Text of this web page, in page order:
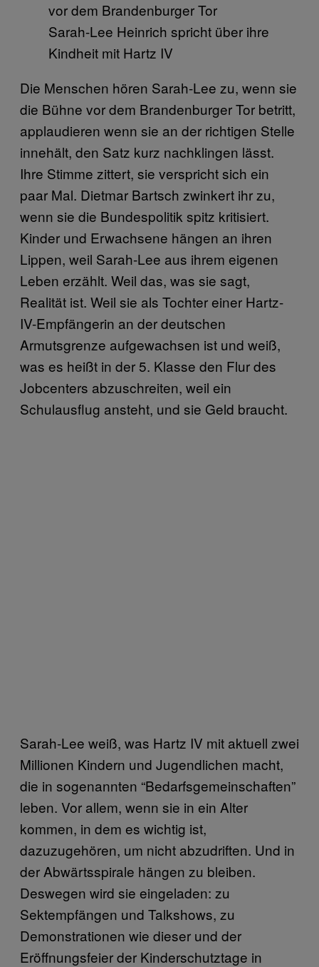
Sarah-Lee Heinrich spricht über ihre
Kindheit mit Hartz IV
Die Menschen hören Sarah-Lee zu, wenn sie
die Bühne vor dem Brandenburger Tor betritt,
applaudieren wenn sie an der richtigen Stelle
innehält, den Satz kurz nachklingen lässt.
Ihre Stimme zittert, sie verspricht sich ein
paar Mal. Dietmar Bartsch zwinkert ihr zu,
wenn sie die Bundespolitik spitz kritisiert.
Kinder und Erwachsene hängen an ihren
Lippen, weil Sarah-Lee aus ihrem eigenen
Leben erzählt. Weil das, was sie sagt,
Realität ist. Weil sie als Tochter einer Hartz-
IV-Empfängerin an der deutschen
Armutsgrenze aufgewachsen ist und weiß,
was es heißt in der 5. Klasse den Flur des
Jobcenters abzuschreiten, weil ein
Schulausflug ansteht, und sie Geld braucht.
Sarah-Lee weiß, was Hartz IV mit aktuell zwei
Millionen Kindern und Jugendlichen macht,
die in sogenannten “Bedarfsgemeinschaften”
leben. Vor allem, wenn sie in ein Alter
kommen, in dem es wichtig ist,
dazuzugehören, um nicht abzudriften. Und in
der Abwärtsspirale hängen zu bleiben.
Deswegen wird sie eingeladen: zu
Sektempfängen und Talkshows, zu
Demonstrationen wie dieser und der
Eröffnungsfeier der Kinderschutztage in